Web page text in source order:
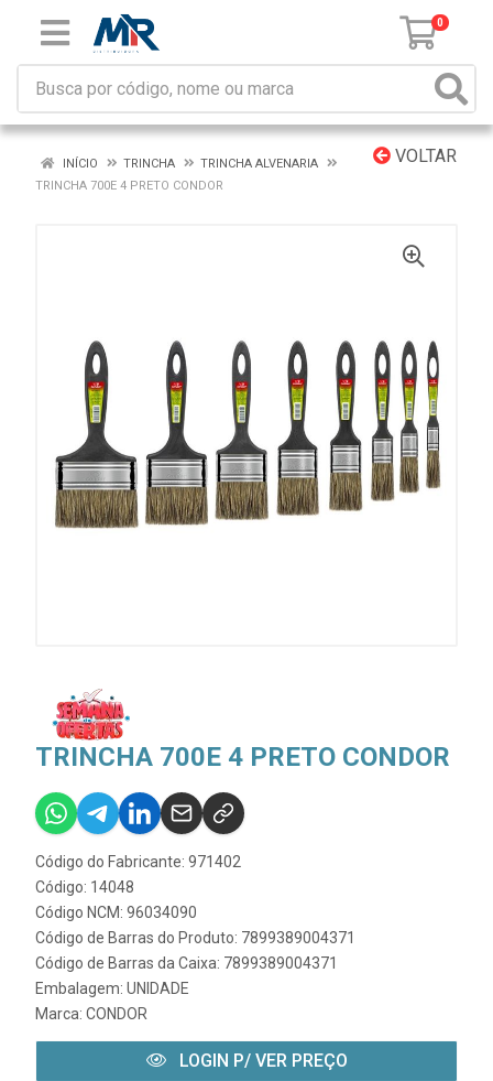
0
VOLTAR
INÍCIO TRINCHA
TRINCHA ALVENARIA
TRINCHA 700E 4 PRETO CONDOR
TRINCHA 700E 4 PRETO CONDOR
Código do Fabricante: 971402
Código: 14048
Código NCM: 96034090
Código de Barras do Produto: 7899389004371
Código de Barras da Caixa: 7899389004371
Embalagem: UNIDADE
Marca: CONDOR
LOGIN P/ VER PREÇO